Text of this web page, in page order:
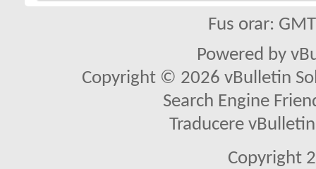
Fus orar:
Powered by
Copyright © 2026 vBulletin
Search Engine
Traducere
Copyright